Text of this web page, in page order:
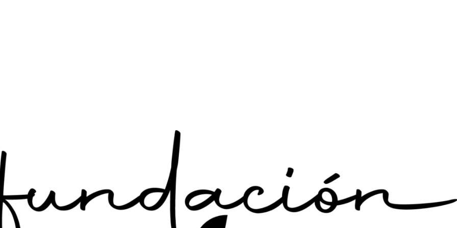
las manos – Curso de Reanimación para el hogar”
país: validación digital inmediata sin necesidad de envíos postales ni trámites presenciales»
AQUI <<